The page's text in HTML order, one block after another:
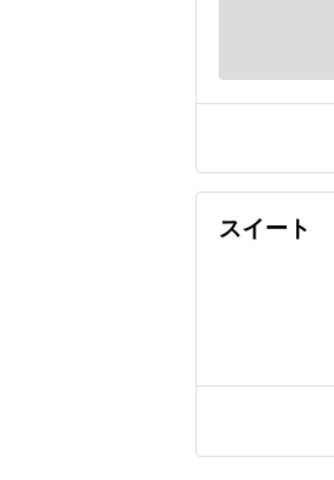
スイート